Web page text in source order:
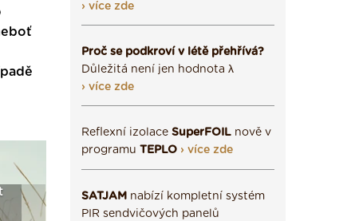
Seriál: Fasády ETICS a
vše podstatné v kostce ›
Vyberte si izolaci a pak
ji tady klidně poptejte ›
› více zde
Proč se podkroví v létě přehřívá?
Důležitá není jen hodnota λ
› více zde
Reflexní izolace SuperFOIL nově v
programu TEPLO › více zde
SATJAM nabízí kompletní systém
PIR sendvičových panelů